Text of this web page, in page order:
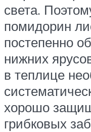
света.
помидорин
постепенно
нижних
в теплице
хорошо
грибковых